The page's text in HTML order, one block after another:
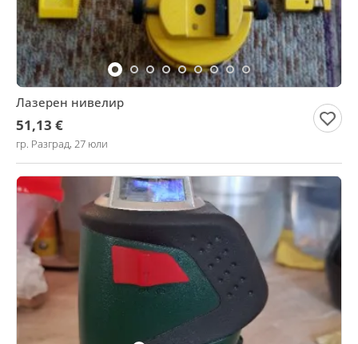
Лазерен нивелир
51,13 €
гр. Разград, 27 юли